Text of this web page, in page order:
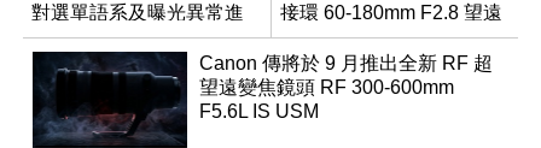
對選單語系及曝光異常進
行修復
接環 60-180mm F2.8 望遠
變焦鏡
Canon 傳將於 9 月推出全新 RF 超
望遠變焦鏡頭 RF 300-600mm
F5.6L IS USM